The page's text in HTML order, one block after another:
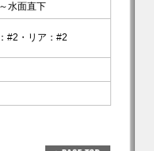
水面直下
#2・リア：#2